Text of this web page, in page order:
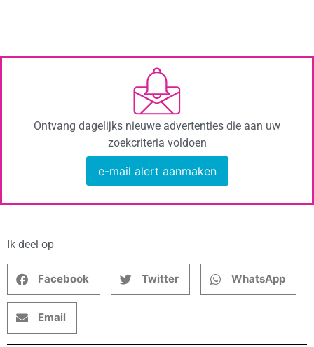
Ontvang dagelijks nieuwe advertenties die aan uw
zoekcriteria voldoen
e-mail alert aanmaken
Ik deel op
Facebook Twitter WhatsApp
Email